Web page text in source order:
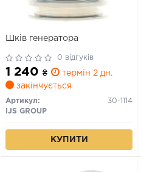
Шків генератора
0 відгуків
1 240 ₴
термін 2 дн.
закінчується
Артикул:
30-1114
IJS GROUP
КУПИТИ